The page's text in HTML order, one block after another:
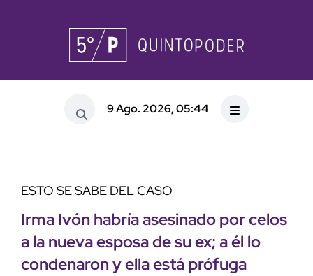
9 Ago. 2026, 05:44
ESTO SE SABE DEL CASO
Irma Ivón habría asesinado por celos
a la nueva esposa de su ex; a él lo
condenaron y ella está prófuga